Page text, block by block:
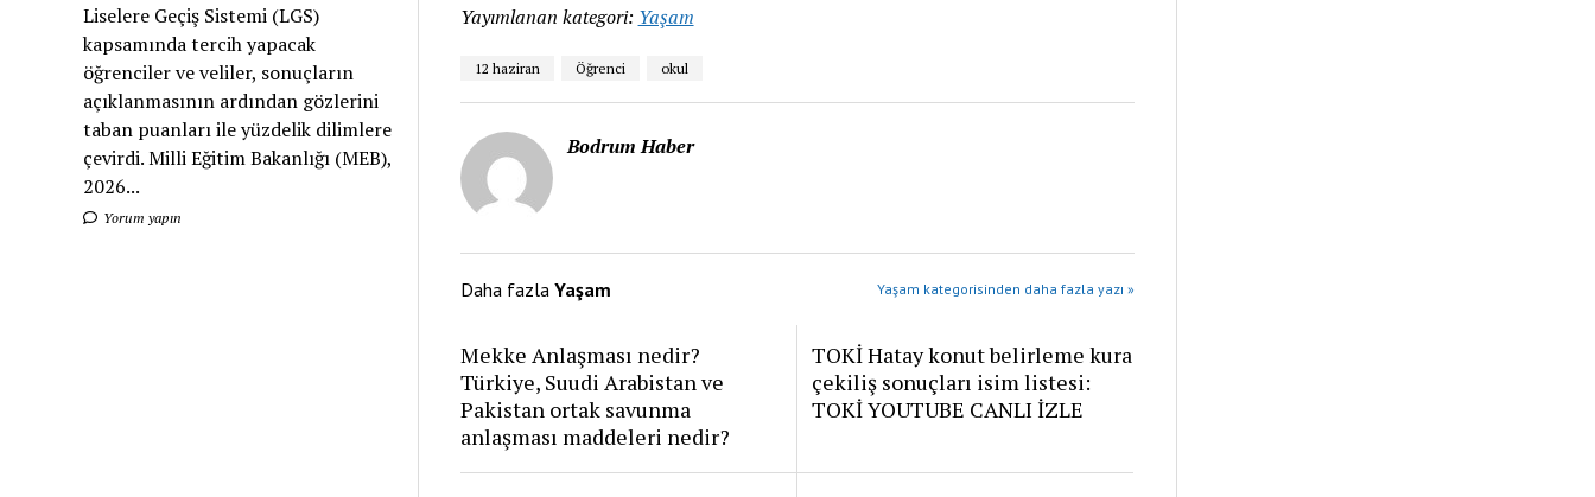
Liselere Geçiş Sistemi (LGS)
kapsamında tercih yapacak
öğrenciler ve veliler, sonuçların
açıklanmasının ardından gözlerini
taban puanları ile yüzdelik dilimlere
çevirdi. Milli Eğitim Bakanlığı (MEB),
2026...
Yorum yapın
Yayımlanan kategori: Yaşam
12 haziran Öğrenci okul
Bodrum Haber
Daha fazla Yaşam Yaşam kategorisinden daha fazla yazı »
Mekke Anlaşması nedir?
Türkiye, Suudi Arabistan ve
Pakistan ortak savunma
anlaşması maddeleri nedir?
TOKİ Hatay konut belirleme kura
çekiliş sonuçları isim listesi:
TOKİ YOUTUBE CANLI İZLE